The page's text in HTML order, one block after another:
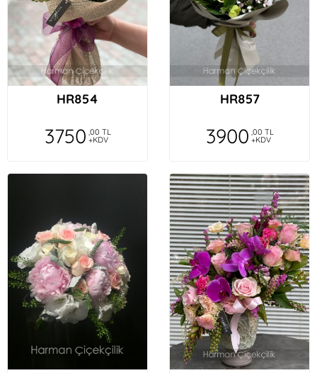
HR854
3750 ,00 TL
+KDV
HR857
3900 ,00 TL
+KDV